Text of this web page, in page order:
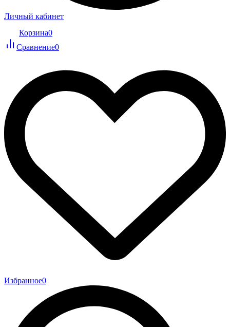
Личный кабинет
Корзина0
Сравнение0
Избранное0